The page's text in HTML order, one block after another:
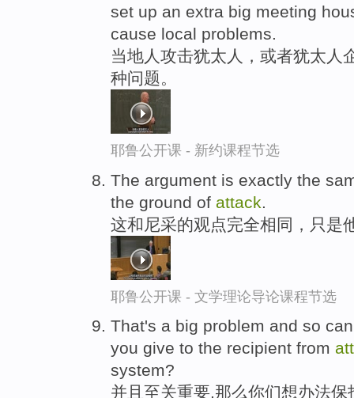
set up an extra big meeting
cause local problems.
当地人攻击犹太人，或者犹太人
种问题。
耶鲁公开课 - 新约课程节选
The argument is exactly the
the ground of attack
这和尼采的观点完全相同，只是
耶鲁公开课 - 文学理论导论课程节选
That's a big problem and so
you give to the recipient from
system?
并且至关重要,那么你们想办法